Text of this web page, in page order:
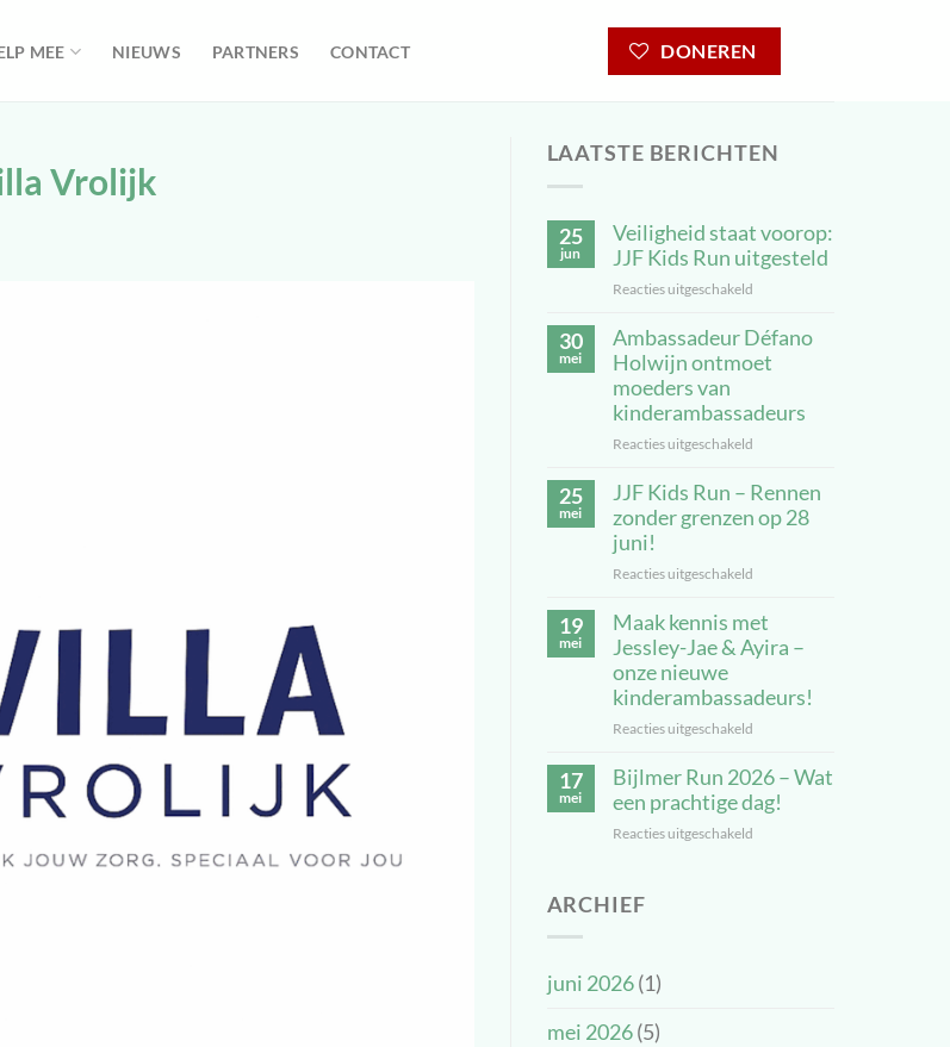
MEE NIEUWS PARTNERS CONTACT DONEREN
Vrolijk
LAATSTE BERICHTEN
25
jun
Veiligheid staat voorop:
JJF Kids Run uitgesteld
Reacties uitgeschakeld
staat
voorop:
Kids
Run
30
mei
Ambassadeur Défano
Holwijn ontmoet
moeders van
kinderambassadeurs
Reacties uitgeschakeld
Défano
Holwijn
ontmoet
25
mei
JJF Kids Run – Rennen
zonder grenzen op 28
juni!
Reacties uitgeschakeld
Kids
Run
–
Rennen
zonder
28
juni!
19
mei
Maak kennis met
Jessley-Jae & Ayira –
onze nieuwe
kinderambassadeurs!
Reacties uitgeschakeld
kennis
met
Jessley-
17
mei
Bijlmer Run 2026 – Wat
een prachtige dag!
Reacties uitgeschakeld
ARCHIEF
juni 2026(1)
mei 2026(5)